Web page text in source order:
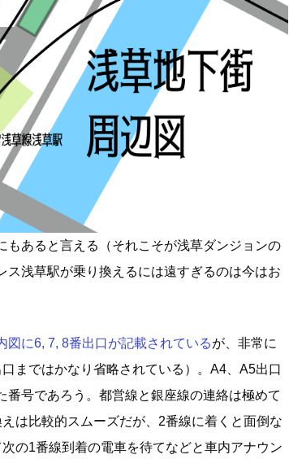
もあると言える（それこそが浅草ダンジョンの
浅草駅が乗り換えるには遠すぎるのは今はお
に6, 7, 8番出口が記載されているが、非常に
まではかなり省略されている）。A4、A5出口
号であろう。都営線と銀座線の連絡は極めて
は比較的スムーズだが、2番線に着くと面倒な
の1番線到着の電車を待てなどと車内アナウン